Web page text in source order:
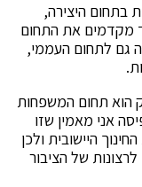
בתחום היצירה,
מקדמים את התחום
גם לתחום העממי,
הוא תחום המשפחות
אני מאמין שזו
היישובית ולכן
של הציבור